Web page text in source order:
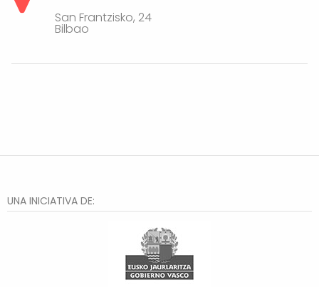
San Frantzisko, 24
Bilbao
UNA INICIATIVA DE: